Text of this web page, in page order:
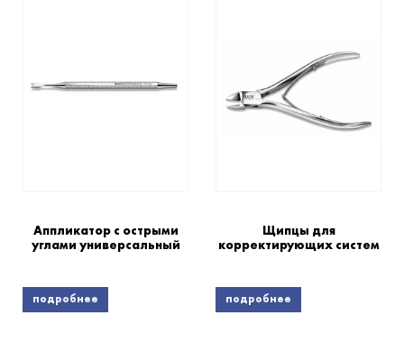
Аппликатор с острыми
углами универсальный
подробнее
Щипцы для
корректирующих систем
подробнее